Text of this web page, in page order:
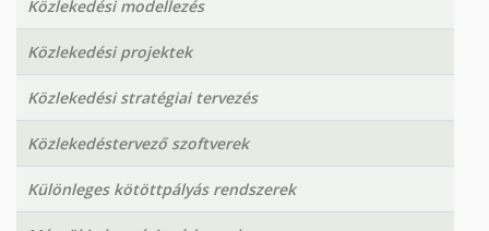
Közlekedési modellezés
Közlekedési projektek
Közlekedési stratégiai tervezés
Közlekedéstervező szoftverek
Különleges kötöttpályás rendszerek